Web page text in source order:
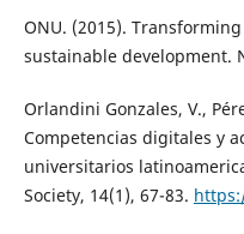
ONU. (2015).
sustainable development.
Orlandini Gonzales, V.,
Competencias digitales y
universitarios
Society, 14(1), 67-83.